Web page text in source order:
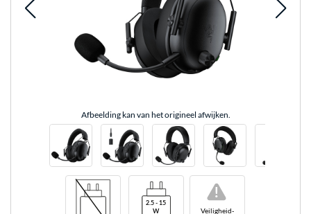
Afbeelding kan van het origineel afwijken.
Veiligheid-
!